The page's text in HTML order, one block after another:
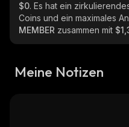
$0. Es hat ein
Coins und ein maximales
MEMBER zusammen mit
Meine Notizen